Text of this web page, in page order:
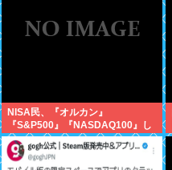
NISA民、『オルカン』
『S&P500』『NASDAQ100』し
か買わない